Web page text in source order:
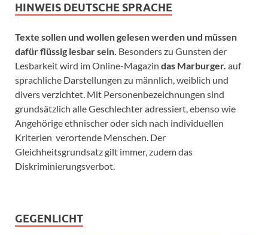
HINWEIS DEUTSCHE SPRACHE
Texte sollen und wollen gelesen werden und müssen
dafür flüssig lesbar sein. Besonders zu Gunsten der
Lesbarkeit wird im Online-Magazin das Marburger. auf
sprachliche Darstellungen zu männlich, weiblich und
divers verzichtet. Mit Personenbezeichnungen sind
grundsätzlich alle Geschlechter adressiert, ebenso wie
Angehörige ethnischer oder sich nach individuellen
Kriterien verortende Menschen. Der
Gleichheitsgrundsatz gilt immer, zudem das
Diskriminierungsverbot.
GEGENLICHT